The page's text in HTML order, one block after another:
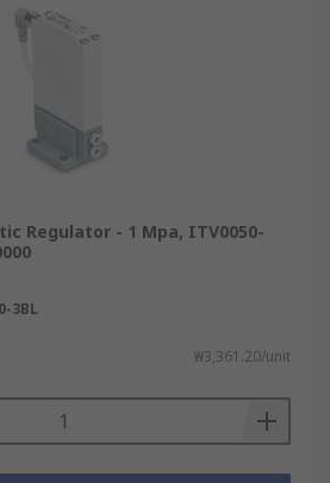
Regulator - 1 Mpa, ITV0050-
3BL
₩3,361.20/unit